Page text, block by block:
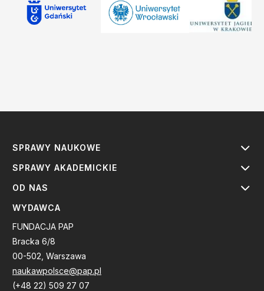
SPRAWY NAUKOWE
SPRAWY AKADEMICKIE
OD NAS
WYDAWCA
FUNDACJA PAP
Bracka 6/8
00-502, Warszawa
naukawpolsce@pap.pl
(+48 22) 509 27 07